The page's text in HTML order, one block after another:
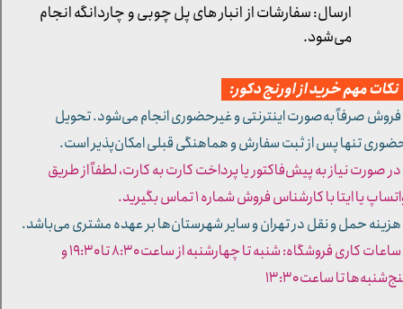
مهم خرید از اورنج دکور:
صرفاً به‌صورت اینترنتی و غیرحضوری انجام می‌شود. تحویل
تنها پس از ثبت سفارش و هماهنگی قبلی امکان‌پذیر است.
صورت نیاز به پیش‌فاکتور یا پرداخت کارت به کارت، لطفاً از طریق
یا ایتا با کارشناس فروش شماره ۱ تماس بگیرید.
حمل و نقل در تهران و سایر شهرستان‌ها بر عهده مشتری می‌باشد.
- ساعات کاری فروشگاه: شنبه تا چهارشنبه از ساعت ۸:۳۰ تا ۱۹:۳۰ و
تا ساعت ۱۳:۳۰​​​​​​​
ارسال: سفارشات از انبار های پل چوبی و چاردانگه انجام
می‌شود.